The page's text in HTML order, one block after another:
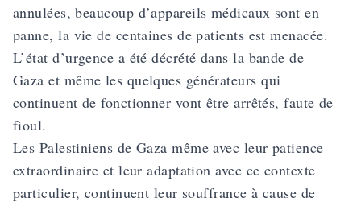
annulées, beaucoup d’appareils médicaux sont en
panne, la vie de centaines de patients est menacée.
L’état d’urgence a été décrété dans la bande de
Gaza et même les quelques générateurs qui
continuent de fonctionner vont être arrêtés, faute de
fioul.
Les Palestiniens de Gaza même avec leur patience
extraordinaire et leur adaptation avec ce contexte
particulier, continuent leur souffrance à cause de